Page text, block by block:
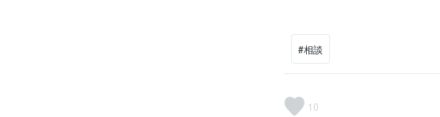
#相談
10